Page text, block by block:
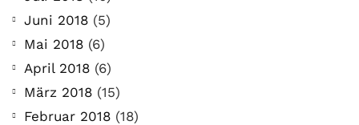
Juni 2018 (5)
Mai 2018 (6)
April 2018 (6)
März 2018 (15)
Februar 2018 (18)